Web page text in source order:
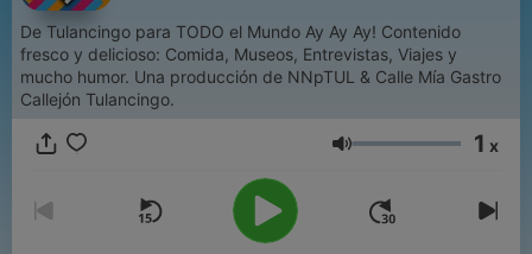
De Tulancingo para TODO el Mundo Ay Ay Ay! Contenido
fresco y delicioso: Comida, Museos, Entrevistas, Viajes y
mucho humor. Una producción de NNpTUL & Calle Mía Gastro
Callejón Tulancingo.
Volumen 1 x